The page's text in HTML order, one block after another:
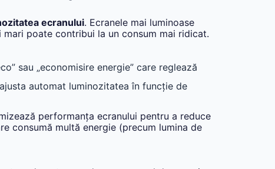
ecranului. Ecranele mai luminoase
mari poate contribui la un consum mai ridicat.
sau „economisire energie” care reglează
automat luminozitatea în funcție de
performanța ecranului pentru a reduce
consumă multă energie (precum lumina de